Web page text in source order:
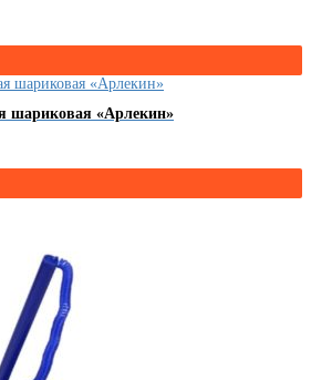
шариковая «Арлекин»